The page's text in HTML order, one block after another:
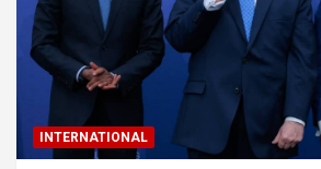
INTERNATIONAL